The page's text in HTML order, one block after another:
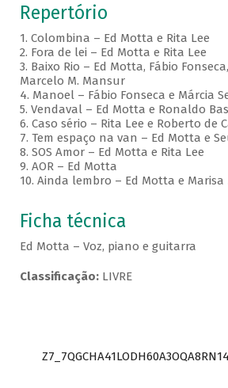
Repertório
1. Colombina – Ed Motta e Rita Lee
2. Fora de lei – Ed Motta e Rita Lee
3. Baixo Rio – Ed Motta, Fábio
Marcelo M. Mansur
4. Manoel – Fábio Fonseca e Márcia
5. Vendaval – Ed Motta e Ronaldo
6. Caso sério – Rita Lee e Roberto de
7. Tem espaço na van – Ed Motta e
8. SOS Amor – Ed Motta e Rita Lee
9. AOR – Ed Motta
10. Ainda lembro – Ed Motta e Marisa
Ficha técnica
Ed Motta – Voz, piano e guitarra
Classificação:LIVRE